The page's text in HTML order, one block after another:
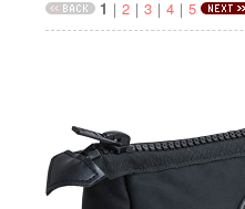
1 ｜ 2｜ 3｜ 4｜ 5